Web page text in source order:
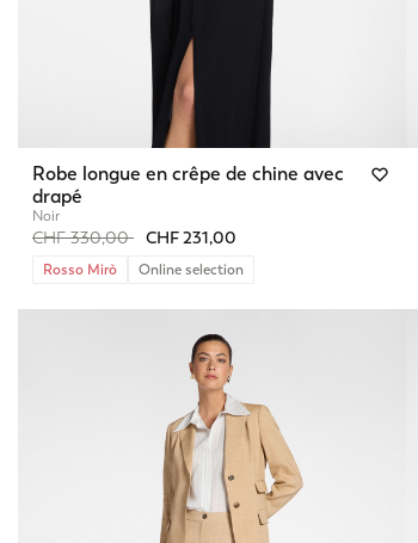
Robe longue en crêpe de chine avec
drapé
Noir
Price reduced from
CHF 330,00toCHF 231,00
Rosso Mirò Online selection